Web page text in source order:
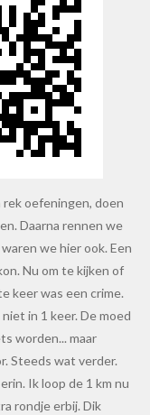
oefeningen, doen
Daarna rennen we
we hier ook. Een
Nu om te kijken of
keer was een crime.
in 1 keer. De moed
worden... maar
Steeds wat verder.
Ik loop de 1 km nu
rondje erbij. Dik